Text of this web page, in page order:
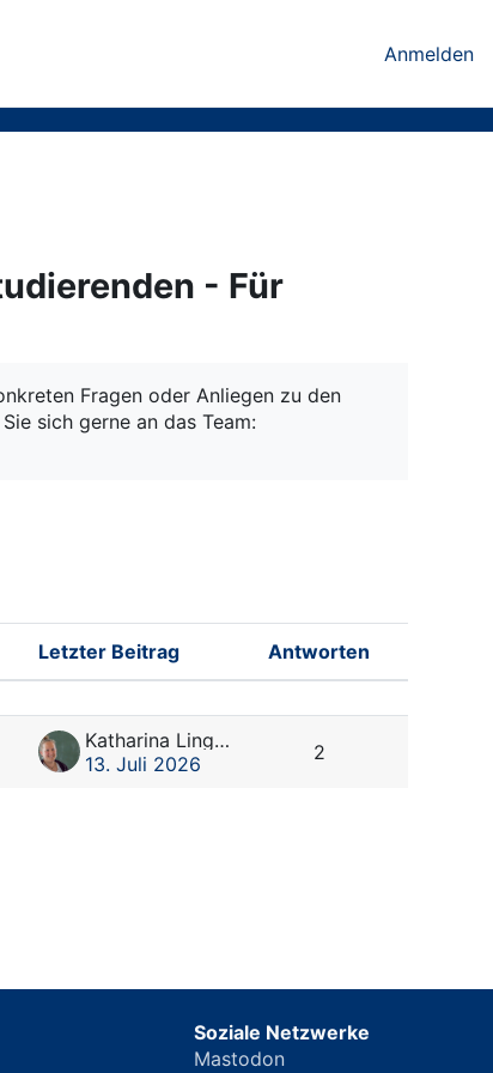
Anmelden
- Für
Fragen oder Anliegen zu den
sich gerne an das Team:
Letzter Beitrag
Antworten
Aktionen
Katharina Lingenau
13. Juli 2026
2
Soziale Netzwerke
Mastodon